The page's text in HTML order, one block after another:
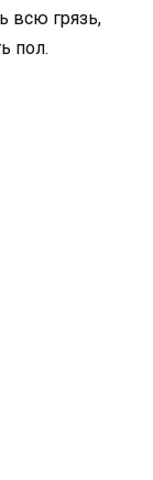
всю грязь,
пол.